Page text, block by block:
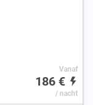
Vanaf
186 €
/ nacht